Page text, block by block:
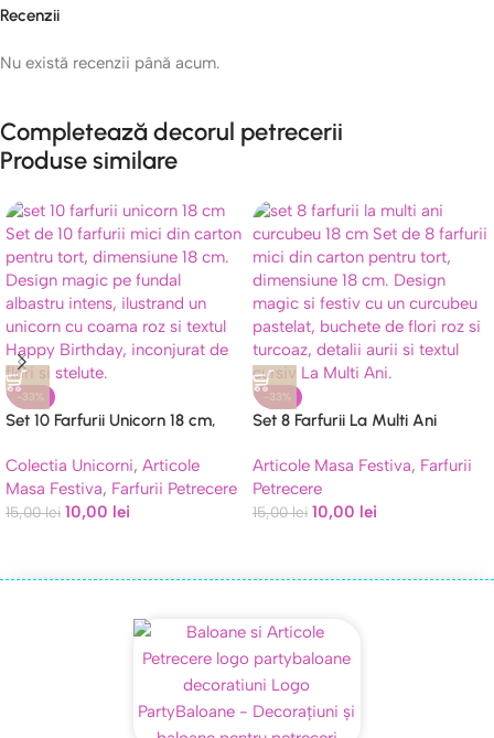
Recenzii
Nu există recenzii până acum.
Completează decorul petrecerii
Produse similare
-33%
Set 10 Farfurii Unicorn 18 cm,
Birthday
Colectia Unicorni, Articole
Masa Festiva, Farfurii Petrecere
15,00lei 10,00 lei
-33%
Set 8 Farfurii La Multi Ani
Pastel cu Flori
Articole Masa Festiva, Farfurii
Petrecere
15,00lei 10,00 lei